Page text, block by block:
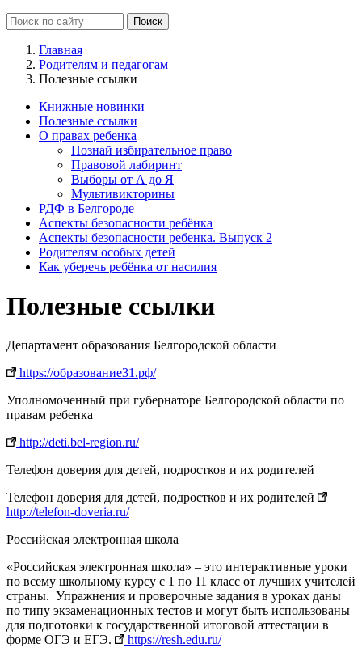
Главная
Родителям и педагогам
Полезные ссылки
Книжные новинки
Полезные ссылки
О правах ребенка
Познай избирательное право
Правовой лабиринт
Выборы от А до Я
Мультивикторины
РДФ в Белгороде
Аспекты безопасности ребёнка
Аспекты безопасности ребенка. Выпуск 2
Родителям особых детей
Как уберечь ребёнка от насилия
Полезные ссылки
Департамент образования Белгородской области
https://образование31.рф/
Уполномоченный при губернаторе Белгородской области по
правам ребенка
http://deti.bel-region.ru/
Телефон доверия для детей, подростков и их родителей
Телефон доверия для детей, подростков и их родителей
http://telefon-doveria.ru/
Российская электронная школа
«Российская электронная школа» – это интерактивные уроки
по всему школьному курсу с 1 по 11 класс от лучших учителей
страны. Упражнения и проверочные задания в уроках даны
по типу экзаменационных тестов и могут быть использованы
для подготовки к государственной итоговой аттестации в
форме ОГЭ и ЕГЭ.
https://resh.edu.ru/